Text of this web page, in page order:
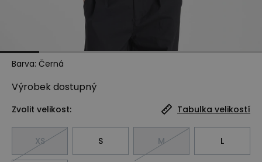
Barva: Černá
Výrobek dostupný
Zvolit velikost: Tabulka velikostí
XS S M L